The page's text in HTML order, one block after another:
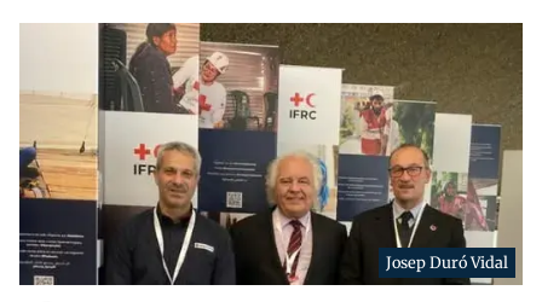
Josep Duró Vidal